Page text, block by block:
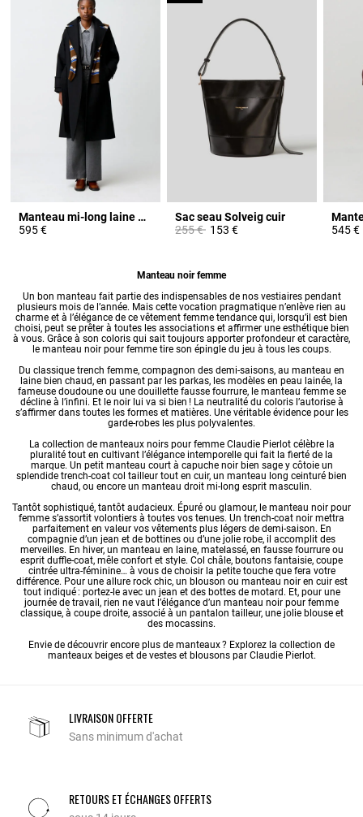
Manteau mi-long laine mélangée
595 €
Sac seau Solveig cuir
Prix réduit à partir de
255 €à153 € 545 €
Manteau noir femme
Un bon manteau fait partie des indispensables de nos vestiaires pendant
plusieurs mois de l’année. Mais cette vocation pragmatique n’enlève rien au
charme et à l’élégance de ce vêtement femme tendance qui, lorsqu’il est bien
choisi, peut se prêter à toutes les associations et affirmer une esthétique bien
à vous. Grâce à son coloris qui sait toujours apporter profondeur et caractère,
le manteau noir pour femme tire son épingle du jeu à tous les coups.
Du classique trench femme, compagnon des demi-saisons, au manteau en
laine bien chaud, en passant par les parkas, les modèles en peau lainée, la
fameuse doudoune ou une douillette fausse fourrure, le manteau femmese
décline à l’infini. Et le noir lui va si bien ! La neutralité du coloris l’autorise à
s’affirmer dans toutes les formes et matières. Une véritable évidence pour les
garde-robes les plus polyvalentes.
La collection de manteaux noirs pour femme Claudie Pierlot célèbre la
pluralité tout en cultivant l’élégance intemporelle qui fait la fierté de la
marque. Un petit manteau courtà capuche noir bien sage y côtoie un
splendide trench-coat col tailleur tout en cuir, un manteau long ceinturé bien
chaud, ou encore un manteau droit mi-long esprit masculin.
Tantôt sophistiqué, tantôt audacieux. Épuré ou glamour, le manteau noir pour
femme s’assortit volontiers à toutes vos tenues. Un trench-coat noir mettra
parfaitement en valeur vos vêtements plus légers de demi-saison. En
compagnie d’un jean et de bottines ou d’une jolie robe, il accomplit des
merveilles. En hiver, un manteau en laine, matelassé, en fausse fourrure ou
esprit duffle-coat, mêle confort et style. Col châle, boutons fantaisie, coupe
cintrée ultra-féminine… à vous de choisir la petite touche que fera votre
différence. Pour une allure rock chic, un blouson ou manteau noir en cuir est
tout indiqué : portez-le avec un jean et des bottes de motard. Et, pour une
journée de travail, rien ne vaut l’élégance d’un manteau noir pour femme
classique, à coupe droite, associé à un pantalon tailleur, une jolie blouse et
des mocassins.
Envie de découvrir encore plus de manteaux ? Explorez la collection de
manteaux beigeset de vestes et blousons par Claudie Pierlot.
LIVRAISON OFFERTE
Sans minimum d'achat
RETOURS ET ÉCHANGES OFFERTS